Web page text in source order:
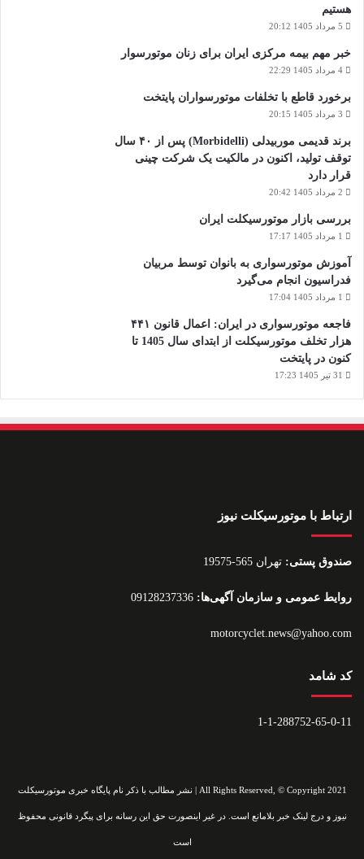
هستیم
5 مرداد 1405 20:12
خبر مهم بیمه مرکزی ایران برای زنان موتورسوار
4 مرداد 1405 22:29
برخورد قاطع با تخلفات موتورسواران پایتخت
3 مرداد 1405 20:15
برند قدیمی موربیدلی (Morbidelli) پس از ۴۰ سال
توقف تولید، اکنون در مالکیت یک شرکت چینی
قرار دارد
2 مرداد 1405 20:42
بررسی بازار موتورسیکلت ایران
1 مرداد 1405 17:17
آموزش موتورسواری به بانوان توسط مربیان
فدراسیون انجام می‌گیرد
1 مرداد 1405 17:04
فاجعه موتورسواری در ایران: اعمال قانون ۴۴۱
هزار تخلف موتورسیکلت از ابتدای سال 1405 تا
کنون در پایتخت
31 تیر 1405 17:23
ارتباط با موتورسیکلت نیوز
صندوق پستی: تهران 565-19575
روایط عمومی و سازمان آگهی‌ها:
motorcyclet.news@yahoo.com
کد شامد
1-1-288752-65-0-11
All Rights Reserved, © Copyright 2021 | نشر مطالب با ذکر نام پایگاه خبری موتورسیکلت
نیوز و درج لینک خبر بلامانع است. در غیر اینصورت حق این رسانه برای پیگرد قانونی محفوظ
است